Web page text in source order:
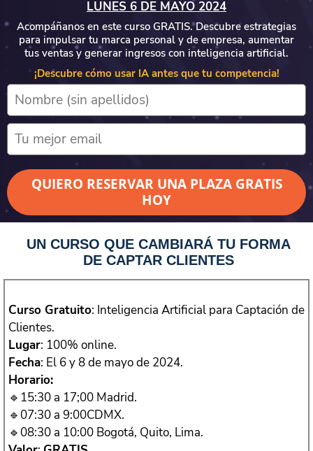
LUNES 6 DE MAYO 2024
Acompáñanos en este curso GRATIS. Descubre estrategias
para impulsar tu marca personal y de empresa, aumentar
tus ventas y generar ingresos con inteligencia artificial.
¡Descubre cómo usar IA antes que tu competencia!
QUIERO RESERVAR UNA PLAZA GRATIS
HOY
UN CURSO QUE CAMBIARÁ TU FORMA
DE CAPTAR CLIENTES
Curso Gratuito: Inteligencia Artificial para Captación de
Clientes.
Lugar: 100% online.
Fecha: El 6 y 8 de mayo de 2024.
Horario:
🔹15:30 a 17;00 Madrid.
🔹07:30 a 9:00CDMX.
🔹08:30 a 10:00 Bogotá, Quito, Lima.